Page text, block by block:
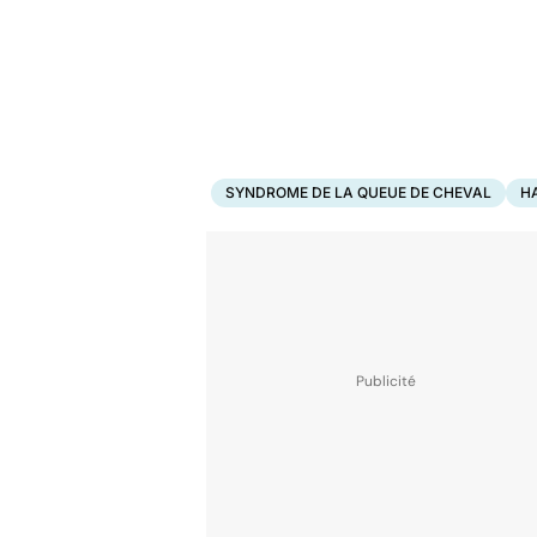
SYNDROME DE LA QUEUE DE CHEVAL